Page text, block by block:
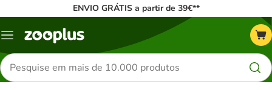
ENVIO GRÁTIS a partir de 39€**
Menu
Pesquisar
produtos